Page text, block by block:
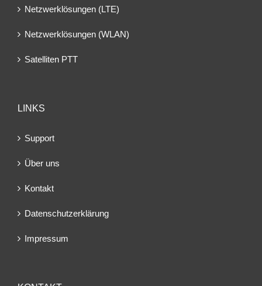
Netzwerklösungen (LTE)
Netzwerklösungen (WLAN)
Satelliten PTT
LINKS
Support
Über uns
Kontakt
Datenschutzerklärung
Impressum